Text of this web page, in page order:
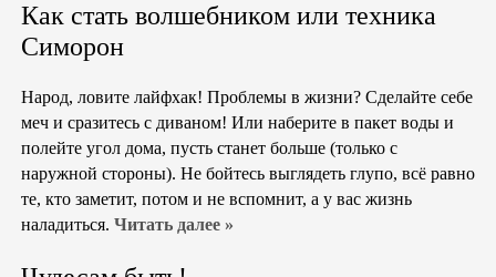
Как стать волшебником или техника
Симорон
Народ, ловите лайфхак! Проблемы в жизни? Сделайте себе
меч и сразитесь с диваном! Или наберите в пакет воды и
полейте угол дома, пусть станет больше (только с
наружной стороны). Не бойтесь выглядеть глупо, всё равно
те, кто заметит, потом и не вспомнит, а у вас жизнь
наладиться. Читать далее »